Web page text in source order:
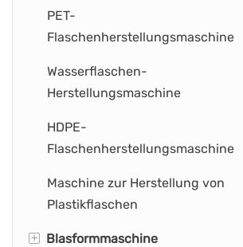
PET-
Flaschenherstellungsmaschine
Wasserflaschen-
Herstellungsmaschine
HDPE-
Flaschenherstellungsmaschine
Maschine zur Herstellung von
Plastikflaschen
+ Blasformmaschine